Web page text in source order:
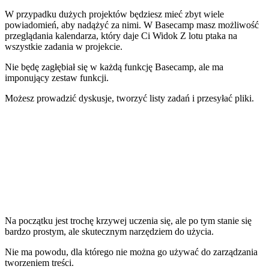
W przypadku dużych projektów będziesz mieć zbyt wiele
powiadomień, aby nadążyć za nimi. W Basecamp masz możliwość
przeglądania kalendarza, który daje Ci Widok Z lotu ptaka na
wszystkie zadania w projekcie.
Nie będę zagłębiał się w każdą funkcję Basecamp, ale ma
imponujący zestaw funkcji.
Możesz prowadzić dyskusje, tworzyć listy zadań i przesyłać pliki.
Na początku jest trochę krzywej uczenia się, ale po tym stanie się
bardzo prostym, ale skutecznym narzędziem do użycia.
Nie ma powodu, dla którego nie można go używać do zarządzania
tworzeniem treści.